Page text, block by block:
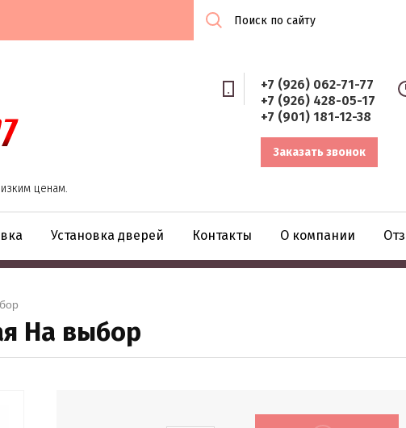
ценам.
+7 (926) 062-71-77
+7 (926) 428-05-17
+7 (901) 181-12-38
Заказать звонок
Установка дверей Контакты О компании
На выбор